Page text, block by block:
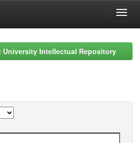
University Intellectual Repository